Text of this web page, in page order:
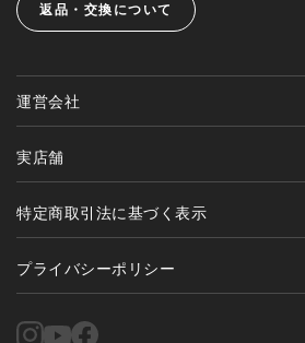
返品・交換について
運営会社
実店舗
特定商取引法に基づく表示
プライバシーポリシー